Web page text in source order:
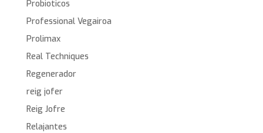
Probioticos
Professional Vegairoa
Prolimax
Real Techniques
Regenerador
reig jofer
Reig Jofre
Relajantes